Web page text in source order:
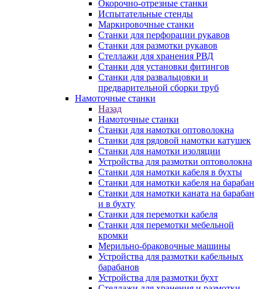
Окорочно-отрезные станки
Испытательные стенды
Маркировочные станки
Станки для перфорации рукавов
Станки для размотки рукавов
Стеллажи для хранения РВД
Станки для установки фитингов
Станки для развальцовки и
предварительной сборки труб
Намоточные станки
Назад
Намоточные станки
Станки для намотки оптоволокна
Станки для рядовой намотки катушек
Станки для намотки изоляции
Устройства для размотки оптоволокна
Станки для намотки кабеля в бухты
Станки для намотки кабеля на барабан
Станки для намотки каната на барабан
и в бухту
Станки для перемотки кабеля
Станки для перемотки мебельной
кромки
Мерильно-браковочные машины
Устройства для размотки кабельных
барабанов
Устройства для размотки бухт